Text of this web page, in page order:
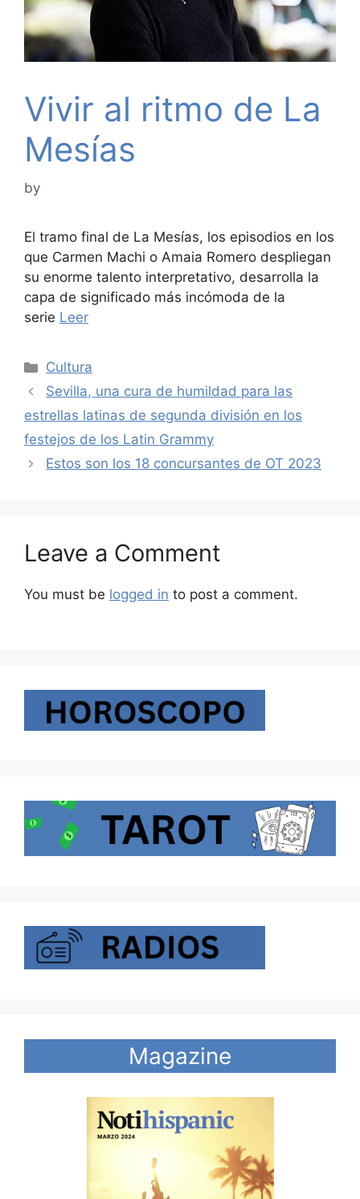
Vivir al ritmo de La
Mesías
by
El tramo final de La Mesías, los episodios en los
que Carmen Machi o Amaia Romero despliegan
su enorme talento interpretativo, desarrolla la
capa de significado más incómoda de la
serie Leer
Categories
Cultura
Sevilla, una cura de humildad para las
estrellas latinas de segunda división en los
festejos de los Latin Grammy
Estos son los 18 concursantes de OT 2023
Leave a Comment
You must be logged in to post a comment.
Magazine